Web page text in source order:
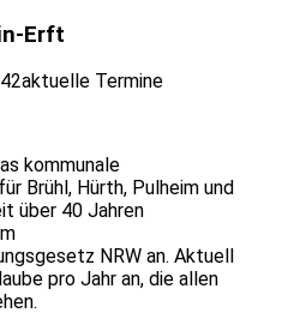
Erft
42aktuelle Termine
kommunale
Brühl, Hürth, Pulheim und
über 40 Jahren
NRW an. Aktuell
pro Jahr an, die allen